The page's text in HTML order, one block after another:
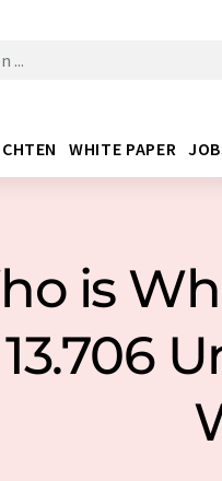
WHITE PAPER
is